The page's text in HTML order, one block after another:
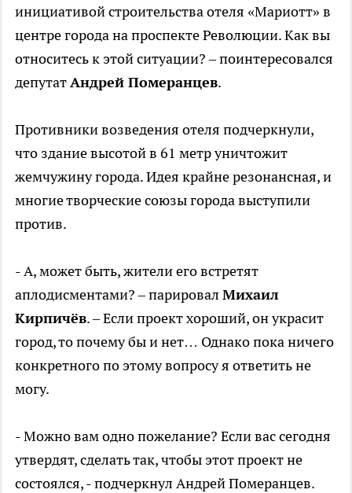
инициативой строительства отеля «Мариотт» в
центре города на проспекте Революции. Как вы
относитесь к этой ситуации? – поинтересовался
депутатАндрей Померанцев.
Противники возведения отеля подчеркнули,
что здание высотой в 61 метр уничтожит
жемчужину города. Идея крайне резонансная, и
многие творческие союзы города выступили
против.
- А, может быть, жители его встретят
аплодисментами? – парировал Михаил
Кирпичёв. – Если проект хороший, он украсит
город, то почему бы и нет… Однако пока ничего
конкретного по этому вопросу я ответить не
могу.
- Можно вам одно пожелание? Если вас сегодня
утвердят, сделать так, чтобы этот проект не
состоялся, - подчеркнул Андрей Померанцев.